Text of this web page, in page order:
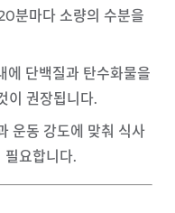
분마다 소량의 수분을
에 단백질과 탄수화물을
이 권장됩니다.
운동 강도에 맞춰 식사
필요합니다.